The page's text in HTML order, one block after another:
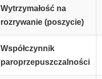
Wytrzymałość na
rozrywanie (poszycie)
Współczynnik
paroprzepuszczalności